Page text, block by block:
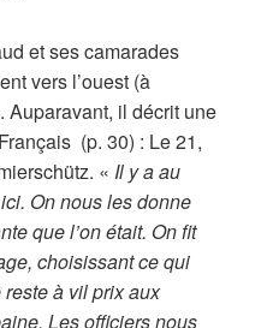
et ses camarades
vers l’ouest (à
Auparavant, il décrit une
(p. 30) : Le 21,
« Il y a au
On nous les donne
que l’on était. On fit
choisissant ce qui
à vil prix aux
Les officiers nous